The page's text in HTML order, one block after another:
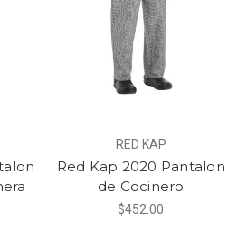
RED KAP
Red Kap 2020 Pantalon
de Cocinero
$452.00